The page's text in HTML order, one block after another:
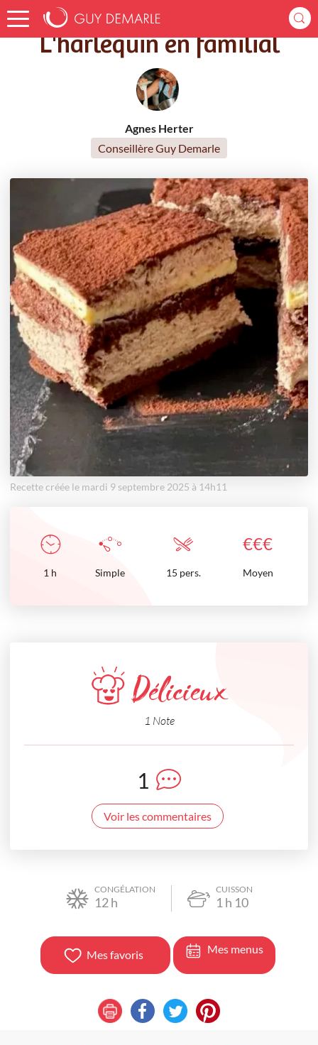
Accueil Recettes L'harlequin en familial
L'harlequin en familial
Agnes Herter
Conseillère Guy Demarle
Recette créée le mardi 9 septembre 2025 à 14h11
€€€
1 h Simple 15 pers. Moyen
Délicieux
1 Note
1
Voir les commentaires
CONGÉLATION
12h
CUISSON
1 h 10
Mes favoris Mes menus